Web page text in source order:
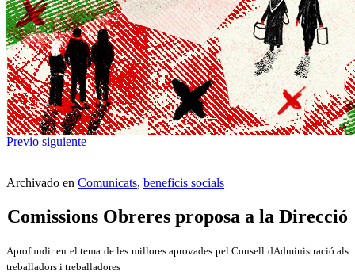
Previo siguiente
Archivado en Comunicats, beneficis socials
Comissions Obreres proposa a la Direcció
Aprofundir en el tema de les millores aprovades pel Consell dAdministració als
treballadors i treballadores